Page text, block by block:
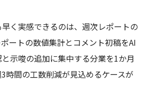
く実感できるのは、週次レポートの
ートの数値集計とコメント初稿をAI
示唆の追加に集中する分業を1か月
時間の工数削減が見込めるケースが